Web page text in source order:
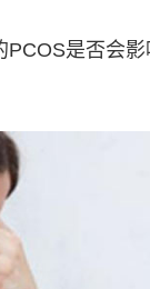
PCOS是否会影